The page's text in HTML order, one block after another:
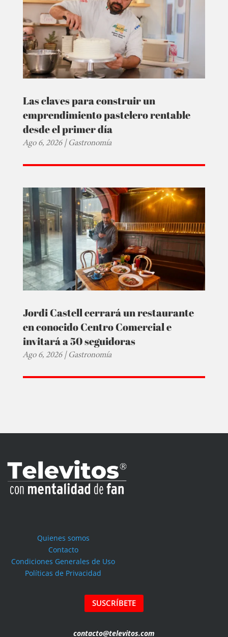
Las claves para construir un
emprendimiento pastelero rentable
desde el primer día
Ago 6, 2026|Gastronomía
Jordi Castell cerrará un restaurante
en conocido Centro Comercial e
invitará a 50 seguidoras
Ago 6, 2026|Gastronomía
Quienes somos
Contacto
Condiciones Generales de Uso
Políticas de Privacidad
SUSCRÍBETE
contacto@televitos.com